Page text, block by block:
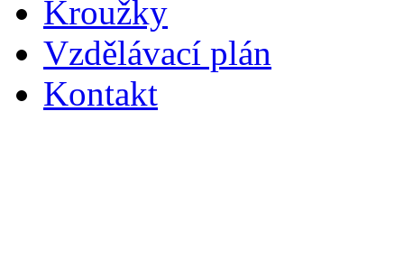
Kroužky
Vzdělávací plán
Kontakt